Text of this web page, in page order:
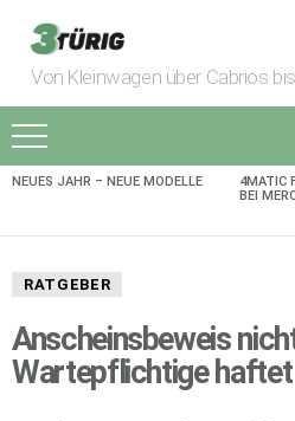
Von Kleinwagen über Cabrios
AKTUELLES
NEUES JAHR – NEUE MODELLE
4MATIC
BEI
RATGEBER
Anscheinsbeweis
Wartepflichtige haftet